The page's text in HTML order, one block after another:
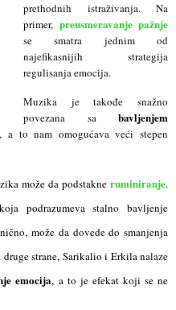
prethodnih istraživanja. Na
primer, preusmeravanje pažnje
se smatra jednim od
najefikasnijih strategija
regulisanja emocija.
Muzika je takođe snažno
povezana sa bavljenjem
, a to nam omogućava veći stepen
može da podstakne ruminiranje.
podrazumeva stalno bavljenje
može da dovede do smanjenja
strane, Sarikalio i Erkila nalaze
emocija, a to je efekat koji se ne